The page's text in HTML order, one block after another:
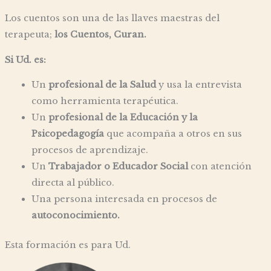
Los cuentos son una de las llaves maestras del
terapeuta; los Cuentos, Curan.
Si Ud. es:
Un profesional de la Saludy usa la entrevista
como herramienta terapéutica.
Un profesional de la Educación y la
Psicopedagogíaque acompaña a otros en sus
procesos de aprendizaje.
Un Trabajador o Educador Socialcon atención
directa al público.
Una persona interesada en procesos de
autoconocimiento.
Esta formación es para Ud.